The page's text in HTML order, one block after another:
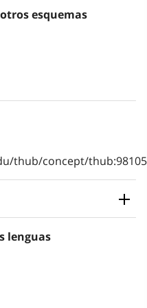
esquemas
thub/concept/
lenguas